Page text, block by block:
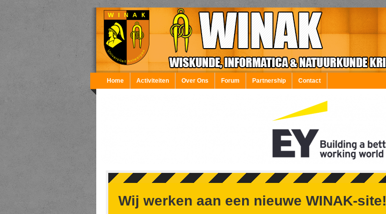
Overslaan en naar de inhoud gaan
Home Activiteiten Over Ons Forum Partnership Contact
Wij werken aan een nieuwe WINAK-site!